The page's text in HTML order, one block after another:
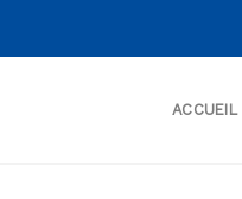
ACCUEIL